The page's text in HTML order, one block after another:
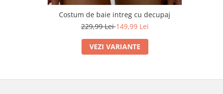
Costum de baie intreg cu decupaj
229,99 Lei149,99 Lei
VEZI VARIANTE